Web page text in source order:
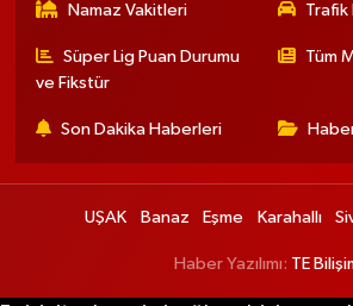
Namaz Vakitleri Trafik
Süper Lig Puan Durumu
ve Fikstür
Tüm
Son Dakika Haberleri
UŞAK Banaz Eşme Karahallı
Haber Yazılımı: TE